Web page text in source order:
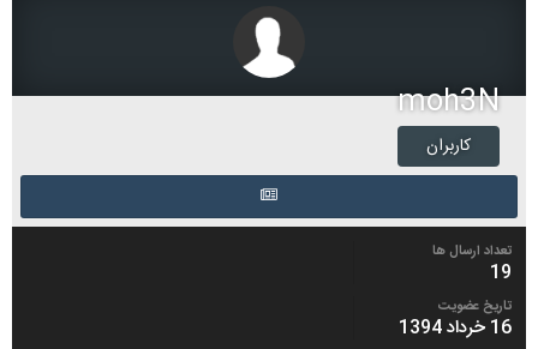
moh3N
کاربران
تعداد ارسال ها
19
تاریخ عضویت
16 خرداد 1394